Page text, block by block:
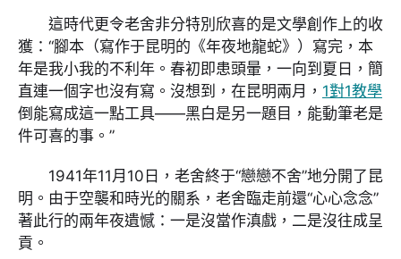
這時代更令老舍非分特別欣喜的是文學創作上的收
獲：“腳本（寫作于昆明的《年夜地龍蛇》）寫完，本
年是我小我的不利年。春初即患頭暈，一向到夏日，簡
直連一個字也沒有寫。沒想到，在昆明兩月， 1對1教學
倒能寫成這一點工具——黑白是另一題目，能動筆老是
件可喜的事。”
1941年11月10日，老舍終于“戀戀不舍”地分開了昆
明。由于空襲和時光的關系，老舍臨走前還“心心念念”
著此行的兩年夜遺憾：一是沒當作滇戲，二是沒往成呈
貢。